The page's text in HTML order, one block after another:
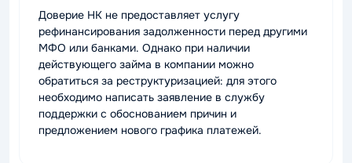
Доверие НК не предоставляет услугу
рефинансирования задолженности перед другими
МФО или банками. Однако при наличии
действующего займа в компании можно
обратиться за реструктуризацией: для этого
необходимо написать заявление в службу
поддержки с обоснованием причин и
предложением нового графика платежей.